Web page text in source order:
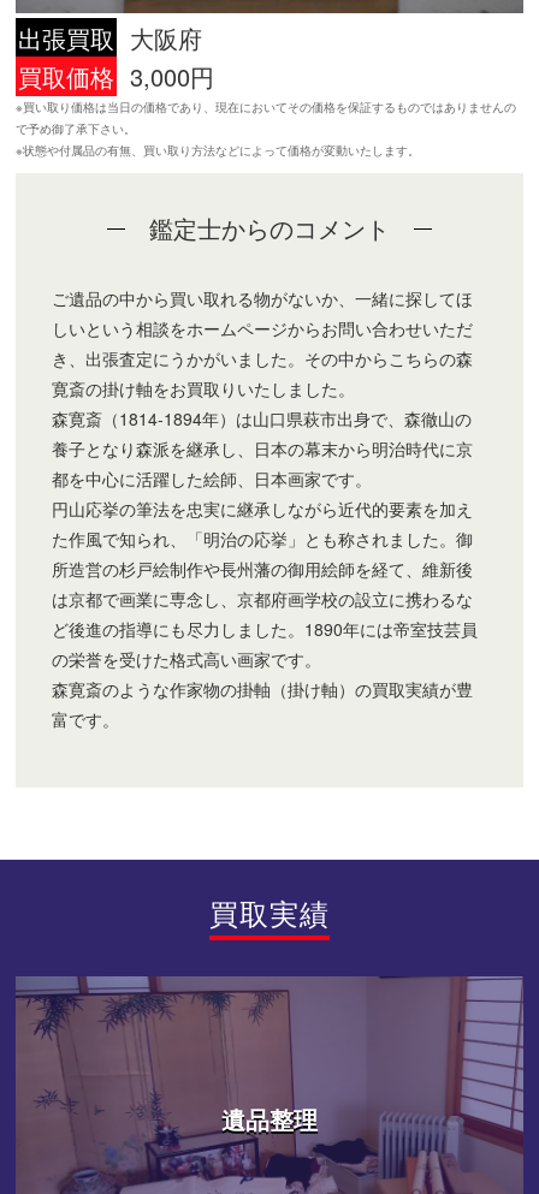
出張買取 大阪府
買取価格 3,000円
※買い取り価格は当日の価格であり、現在においてその価格を保証するものではありませんの
で予め御了承下さい。
※状態や付属品の有無、買い取り方法などによって価格が変動いたします。
鑑定士からのコメント
ご遺品の中から買い取れる物がないか、一緒に探してほ
しいという相談をホームページからお問い合わせいただ
き、出張査定にうかがいました。その中からこちらの森
寛斎の掛け軸をお買取りいたしました。
森寛斎（1814-1894年）は山口県萩市出身で、森徹山の
養子となり森派を継承し、日本の幕末から明治時代に京
都を中心に活躍した絵師、日本画家です。
円山応挙の筆法を忠実に継承しながら近代的要素を加え
た作風で知られ、「明治の応挙」とも称されました。御
所造営の杉戸絵制作や長州藩の御用絵師を経て、維新後
は京都で画業に専念し、京都府画学校の設立に携わるな
ど後進の指導にも尽力しました。1890年には帝室技芸員
の栄誉を受けた格式高い画家です。
森寛斎のような作家物の掛軸（掛け軸）の買取実績が豊
富です。
買取実績
遺品整理